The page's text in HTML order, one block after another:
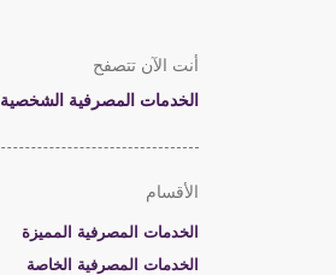
أنت الآن تتصفح
الخدمات المصرفية الشخصية
الأقسام
الخدمات المصرفية المميزة
الخدمات المصرفية الخاصة